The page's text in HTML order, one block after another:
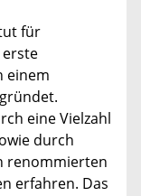
für
erste
einem
eine Vielzahl
durch
renommierten
erfahren. Das